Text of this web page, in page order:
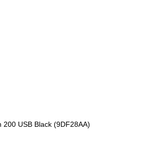
200 USB Black (9DF28AA)